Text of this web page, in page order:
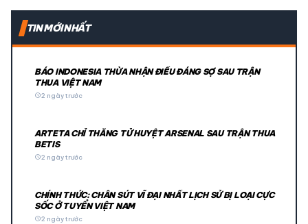
TIN MỚI NHẤT
BÁO INDONESIA THỪA NHẬN ĐIỀU ĐÁNG SỢ SAU TRẬN
THUA VIỆT NAM
schedule2 ngày trước
ARTETA CHỈ THẲNG TỬ HUYỆT ARSENAL SAU TRẬN THUA
BETIS
schedule2 ngày trước
CHÍNH THỨC: CHÂN SÚT VĨ ĐẠI NHẤT LỊCH SỬ BỊ LOẠI CỰC
SỐC Ở TUYỂN VIỆT NAM
schedule2 ngày trước